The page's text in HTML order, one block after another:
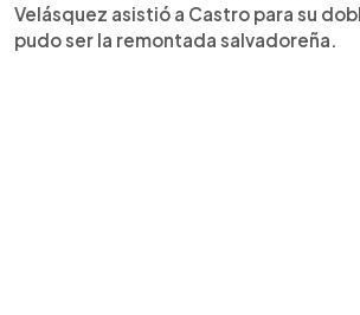
Velásquez asistió a Castro para su
pudo ser la remontada salvadoreña.